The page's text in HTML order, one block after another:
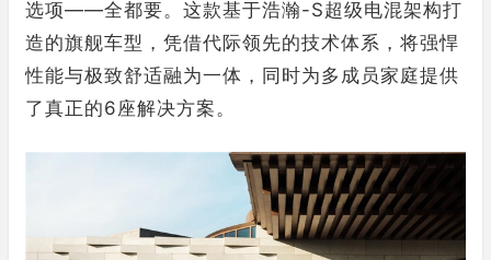
选项——全都要。这款基于浩瀚-S超级电混架构打
造的旗舰车型，凭借代际领先的技术体系，将强悍
性能与极致舒适融为一体，同时为多成员家庭提供
了真正的6座解决方案。